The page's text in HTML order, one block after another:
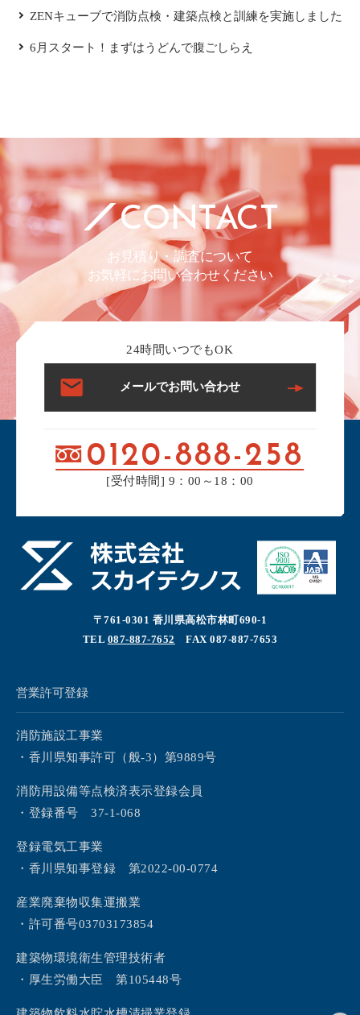
ZENキューブで消防点検・建築点検と訓練を実施しました
6月スタート！まずはうどんで腹ごしらえ
CONTACT
お見積り・調査について
お気軽にお問い合わせください
24時間いつでもOK
メールでお問い合わせ
0120-888-258
[受付時間] 9：00～18：00
〒761-0301 香川県高松市林町690-1
TEL 087-887-7652 FAX 087-887-7653
営業許可登録
消防施設工事業
・香川県知事許可（般-3）第9889号
消防用設備等点検済表示登録会員
・登録番号 37-1-068
登録電気工事業
・香川県知事登録 第2022-00-0774
産業廃棄物収集運搬業
・許可番号03703173854
建築物環境衛生管理技術者
・厚生労働大臣 第105448号